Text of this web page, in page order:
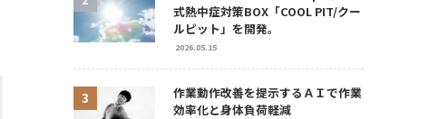
式熱中症対策BOX「COOL PIT/クー
ルピット」を開発。
2026.05.15
作業動作改善を提示するＡＩで作業
効率化と身体負荷軽減